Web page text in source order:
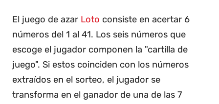
El juego de azar Loto consiste en acertar 6
números del 1 al 41. Los seis números que
escoge el jugador componen la "cartilla de
juego". Si estos coinciden con los números
extraídos en el sorteo, el jugador se
transforma en el ganador de una de las 7